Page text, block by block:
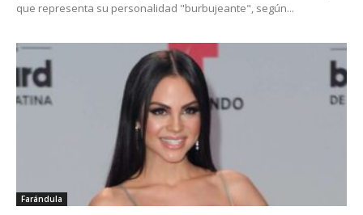
que representa su personalidad "burbujeante", según...
Farándula